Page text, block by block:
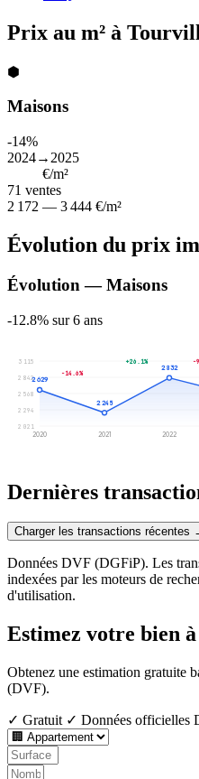
Prix au m² à
⬢
Maisons
-14%
2024→2025
€/m²
71 ventes
2 172 — 3 444 €/m²
Évolution du prix
Évolution — Maisons
-12.8% sur 6 ans
2 021
2 294
2 568
2 842
3 115
2 629
2020
2 245
2021
2 832
2022
-14.6%
+26.1%
-
Dernières
Charger les transactions récentes
Données DVF (DGFiP). Les
indexées par les moteurs de
d'utilisation.
Estimez votre bien
Obtenez une estimation gratuite
(DVF).
✓ Gratuit ✓ Données officielles